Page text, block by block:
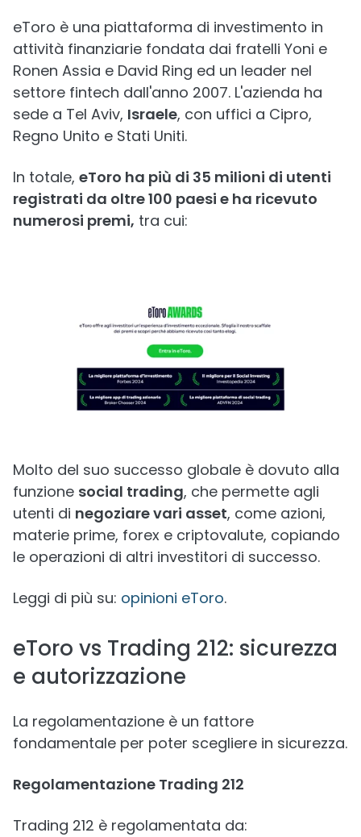
eToro è una piattaforma di investimento in
attività finanziarie fondata dai fratelli Yoni e
Ronen Assia e David Ring ed un leader nel
settore fintech dall'anno 2007. L'azienda ha
sede a Tel Aviv, Israele, con uffici a Cipro,
Regno Unito e Stati Uniti.
In totale, eToro ha più di 35 milioni di utenti
registrati da oltre 100 paesi e ha ricevuto
numerosi premi, tra cui:
Molto del suo successo globale è dovuto alla
funzione social trading, che permette agli
utenti di negoziare vari asset, come azioni,
materie prime, forex e criptovalute, copiando
le operazioni di altri investitori di successo.
Leggi di più su: opinioni eToro.
eToro vs Trading 212: sicurezza
e autorizzazione
La regolamentazione è un fattore
fondamentale per poter scegliere in sicurezza.
Regolamentazione Trading 212
Trading 212 è regolamentata da: